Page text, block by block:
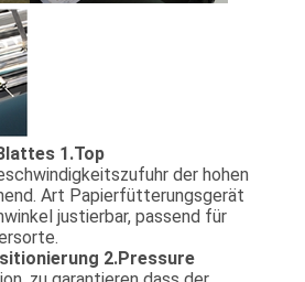
1.Top
der hohen
Art Papierfütterungsgerät
justierbar, passend für
2.Pressure